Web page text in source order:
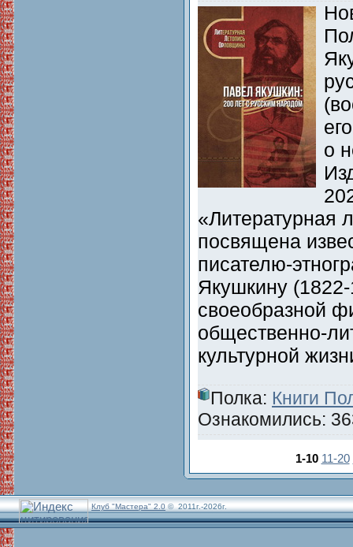
о
«Литературная
посвящена
писателю-
Якушкину
своеобразной
общественно-
культурной
Полка: Книги
Ознакомились:
1-10 11-20
Клуб "Мастера" 2.0 © 2011г.-2026г.